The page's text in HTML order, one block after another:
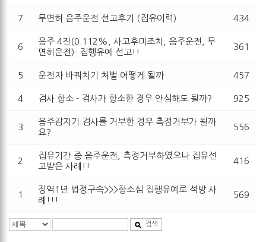
7 무면허 음주운전 선고후기 (집유이력) 434
6
음주 4진(0.112%, 사고후미조치, 음주운전, 무
면허운전)- 집행유예 선고!!
361
5 운전자 바꿔치기 처벌 어떻게 될까 457
4 검사 항소 - 검사가 항소한 경우 안심해도 될까? 925
3
음주감지기 검사를 거부한 경우 측정거부가 될까
요?
556
2
집유기간 중 음주운전, 측정거부하였으나 집유선
고받은 사례!!
416
1
징역1년 법정구속>>>항소심 집행유예로 석방 사
례!!!
569
검색